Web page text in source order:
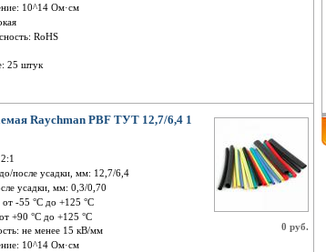
10^14 Ом·см
RoHS
25 штук
0 руб.
Raychman PBF ТУТ 12,7/6,4 1
после усадки, мм: 12,7/6,4
усадки, мм: 0,3/0,70
-55 °C до +125 °C
+90 °С до +125 °С
не менее 15 кВ/мм
10^14 Ом·см